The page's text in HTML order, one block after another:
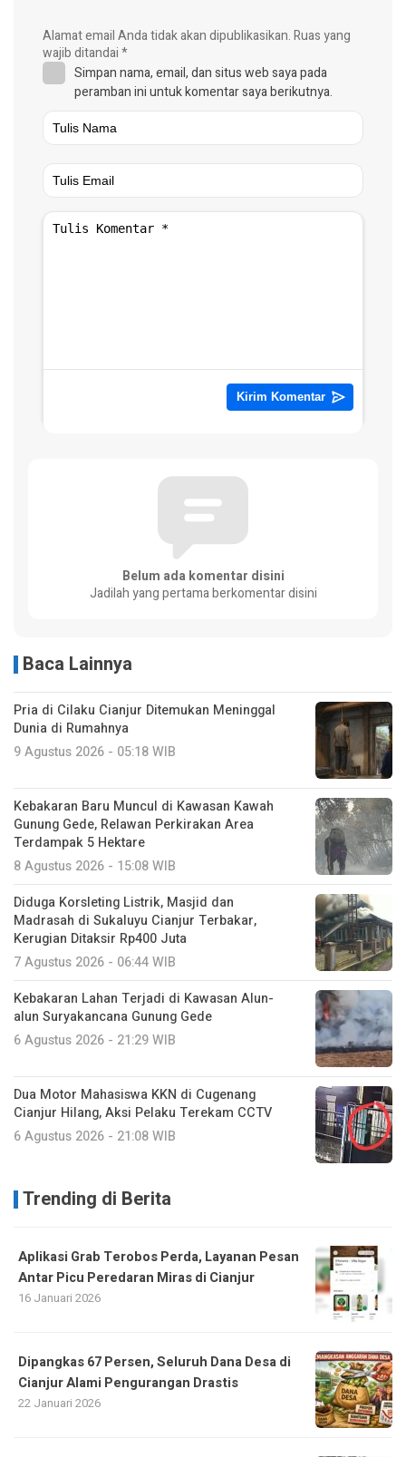
Alamat email Anda tidak akan dipublikasikan.Ruas yang
wajib ditandai*
Simpan nama, email, dan situs web saya pada
peramban ini untuk komentar saya berikutnya.
Belum ada komentar disini
Jadilah yang pertama berkomentar disini
Baca Lainnya
Pria di Cilaku Cianjur Ditemukan Meninggal
Dunia di Rumahnya
9 Agustus 2026 - 05:18 WIB
Kebakaran Baru Muncul di Kawasan Kawah
Gunung Gede, Relawan Perkirakan Area
Terdampak 5 Hektare
8 Agustus 2026 - 15:08 WIB
Diduga Korsleting Listrik, Masjid dan
Madrasah di Sukaluyu Cianjur Terbakar,
Kerugian Ditaksir Rp400 Juta
7 Agustus 2026 - 06:44 WIB
Kebakaran Lahan Terjadi di Kawasan Alun-
alun Suryakancana Gunung Gede
6 Agustus 2026 - 21:29 WIB
Dua Motor Mahasiswa KKN di Cugenang
Cianjur Hilang, Aksi Pelaku Terekam CCTV
6 Agustus 2026 - 21:08 WIB
Trending di Berita
Aplikasi Grab Terobos Perda, Layanan Pesan
Antar Picu Peredaran Miras di Cianjur
16 Januari 2026
Dipangkas 67 Persen, Seluruh Dana Desa di
Cianjur Alami Pengurangan Drastis
22 Januari 2026